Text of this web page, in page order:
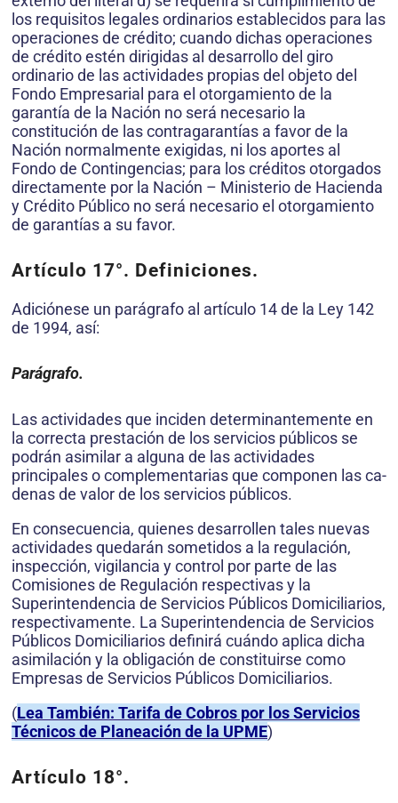
los requisitos legales ordinarios esta­blecidos para las
operaciones de crédito; cuando dichas operaciones
de crédito estén dirigidas al desarrollo del giro
ordinario de las actividades propias del objeto del
Fondo Empresarial para el otorgamiento de la
garantía de la Nación no será necesario la
constitución de las contra­garantías a favor de la
Nación normalmente exigidas, ni los aportes al
Fondo de Contingencias; para los créditos otorgados
directamente por la Nación – Ministerio de Hacienda
y Crédito Público no será necesario el otorgamiento
de garantías a su favor.
Artículo 17°. Definiciones.
Adiciónese un parágrafo al artículo 14 de la Ley 142
de 1994, así:
Parágrafo.
Las actividades que inciden determinantemente en
la co­rrecta prestación de los servicios públicos se
podrán asimilar a alguna de las actividades
principales o complementarias que componen las ca­
denas de valor de los servicios públicos.
En consecuencia, quienes de­sarrollen tales nuevas
actividades quedarán sometidos a la regulación,
inspección, vigilancia y control por parte de las
Comisiones de Regu­lación respectivas y la
Superintendencia de Servicios Públicos Domi­ciliarios,
respectivamente. La Superintendencia de Servicios
Públicos Domiciliarios definirá cuándo aplica dicha
asimilación y la obligación de constituirse como
Empresas de Servicios Públicos Domiciliarios.
(Lea También: Tarifa de Cobros por los Servicios
Técnicos de Planeación de la UPME)
Artículo 18°.